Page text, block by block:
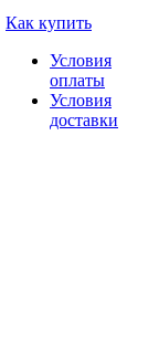
Как купить
Условия
оплаты
Условия
доставки